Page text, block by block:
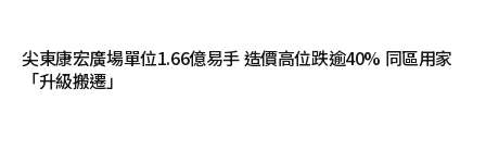
尖東康宏廣場單位1.66億易手 造價高位跌逾40% 同區用家
「升級搬遷」